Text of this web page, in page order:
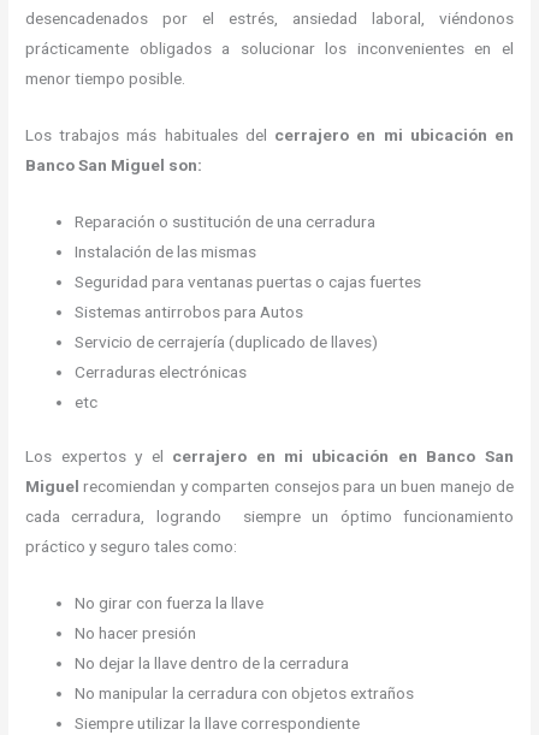
desencadenados por el estrés, ansiedad laboral, viéndonos
prácticamente obligados a solucionar los inconvenientes en el
menor tiempo posible.
Los trabajos más habituales del cerrajero en mi ubicación en
Banco San Miguel son:
Reparación o sustitución de una cerradura
Instalación de las mismas
Seguridad para ventanas puertas o cajas fuertes
Sistemas antirrobos para Autos
Servicio de cerrajería (duplicado de llaves)
Cerraduras electrónicas
etc
Los expertos y el cerrajero en mi ubicación
en Banco San
Miguel recomiendan y comparten consejos para un buen manejo de
cada cerradura, logrando siempre un óptimo funcionamiento
práctico y seguro tales como:
No girar con fuerza la llave
No hacer presión
No dejar la llave dentro de la cerradura
No manipular la cerradura con objetos extraños
Siempre utilizar la llave correspondiente